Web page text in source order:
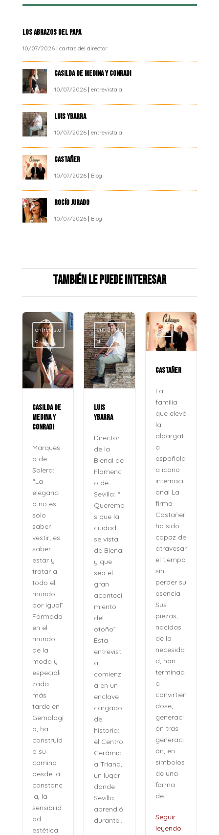
LOS ABRAZOS DEL PAPA
10/07/2026| cartas del director
CASILDA DE MEDINA Y CONRADI
10/07/2026| entrevista a
LUIS YBARRA
10/07/2026| entrevista a
CASTAÑER
10/07/2026| Blog
ROCÍO JURADO
10/07/2026| Blog
También le puede interesar
entrevista
a
CASILDA DE
MEDINA Y
CONRADI
Marques
a de
Solera:
“La
eleganci
a no es
solo
saber
vestir; es
saber
estar y
tratar a
todo el
mundo
por igual”
Formada
en el
mundo
de la
moda y
especiali
zada
más
tarde en
Gemologí
a, ha
construid
o su
camino
desde la
constanc
ia, la
sensibilid
ad
estética
entrevista
a
LUIS
YBARRA
Director
de la
Bienal de
Flamenc
o de
Sevilla: “
Queremo
s que la
ciudad
se vista
de Bienal
y que
sea el
gran
aconteci
miento
del
otoño”
Esta
entrevist
a
comienz
a en un
enclave
cargado
de
historia:
el Centro
Cerámic
a Triana,
un lugar
donde
Sevilla
aprendió
durante...
Blog
CASTAÑER
La
familia
que elevó
la
alpargat
a
española
a icono
internaci
onal La
firma
Castañer
ha sido
capaz de
atravesar
el tiempo
sin
perder su
esencia.
Sus
piezas,
nacidas
de la
necesida
d, han
terminad
o
convirtién
dose,
generaci
ón tras
generaci
ón, en
símbolos
de una
forma
de...
Seguir
leyendo